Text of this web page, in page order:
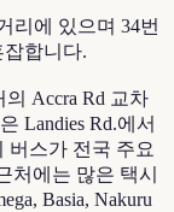
리에 있으며 34번
합니다.
Accra Rd 교차
Landies Rd.에서
버스가 전국 주요
처에는 많은 택시
Basia, Nakuru